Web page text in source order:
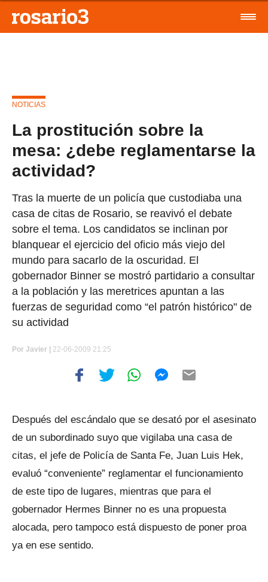
NOTICIAS
La prostitución sobre la
mesa: ¿debe reglamentarse la
actividad?
Tras la muerte de un policía que custodiaba una
casa de citas de Rosario, se reavivó el debate
sobre el tema. Los candidatos se inclinan por
blanquear el ejercicio del oficio más viejo del
mundo para sacarlo de la oscuridad. El
gobernador Binner se mostró partidario a consultar
a la población y las meretrices apuntan a las
fuerzas de seguridad como “el patrón histórico" de
su actividad
Por Javier | 22-06-2009 21:25
Después del escándalo que se desató por el asesinato
de un subordinado suyo que vigilaba una casa de
citas, el jefe de Policía de Santa Fe, Juan Luis Hek,
evaluó “conveniente” reglamentar el funcionamiento
de este tipo de lugares, mientras que para el
gobernador Hermes Binner no es una propuesta
alocada, pero tampoco está dispuesto de poner proa
ya en ese sentido.